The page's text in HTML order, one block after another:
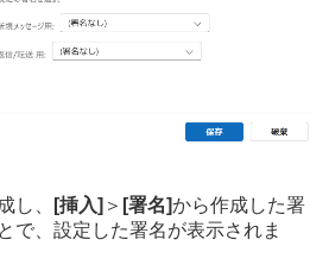
し、 [挿入] ＞ [署名]から作成した署
で、設定した署名が表示されま